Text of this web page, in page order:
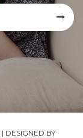
| DESIGNED BY